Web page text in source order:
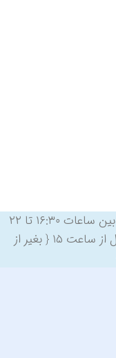
ارسال سفارش بین ساعات ۱۶:۳۰ تا ۲۲
همان روز، در صورت ثبت سفارش تا قبل از ساعت ۱۵ { بغیر از